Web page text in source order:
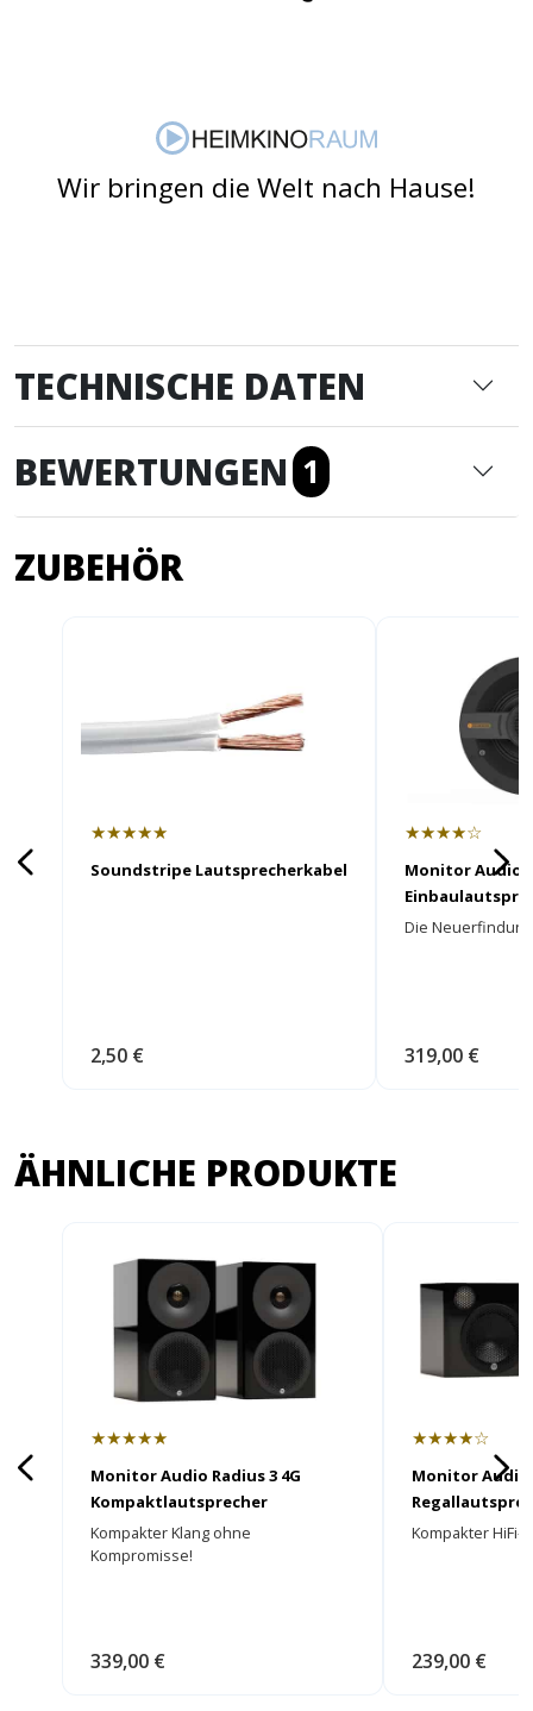
Wir bringen die Welt nach Hause!
TECHNISCHE DATEN
BEWERTUNGEN 1
ZUBEHÖR
★★★★★
Soundstripe Lautsprecherkabel
2,50 €
★★★★☆
Monitor Audio
Die
319,00 €
ÄHNLICHE PRODUKTE
★★★★★
Monitor Audio Radius 3 4G
Kompaktlautsprecher
Kompakter Klang ohne
Kompromisse!
339,00 €
★★★★☆
Monitor Audio
Kompakter HiFi-
239,00 €